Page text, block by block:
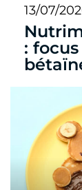
13/07/
: